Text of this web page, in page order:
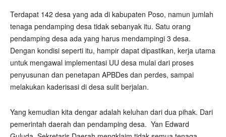
Terdapat 142 desa yang ada di kabupaten Poso, namun jumlah
tenaga pendamping desa tidak sebanyak itu. Satu orang
pendamping desa ada yang harus mendampingi 3 desa.
Dengan kondisi seperti itu, hampir dapat dipastikan, kerja utama
untuk mengawal implementasi UU desa mulai dari proses
penyusunan dan penetapan APBDes dan perdes, sampai
melakukan kaderisasi di desa sulit berjalan.
Yang kemudian kita dengar adalah keluhan dari dua pihak. Dari
pemerintah daerah dan pendamping desa. Yan Edward